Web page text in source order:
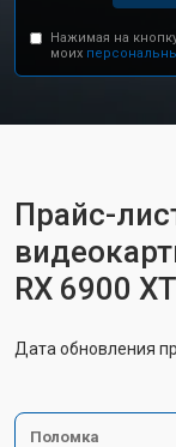
Нажимая на
моих
Прайс-
RX 6900
Дата обновления
Поломка